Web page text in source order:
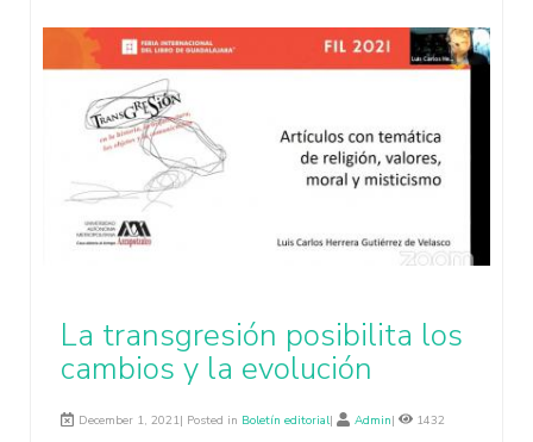
La transgresión posibilita los
cambios y la evolución
December 1, 2021| Posted in Boletín editorial| Admin| 1432